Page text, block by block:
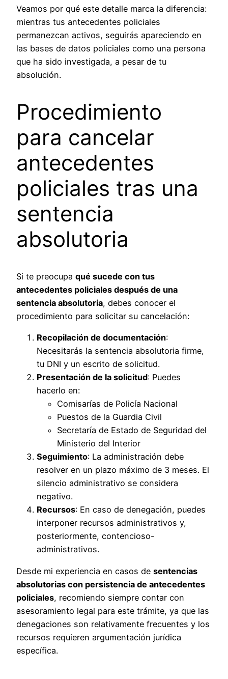
Veamos por qué este detalle marca la diferencia:
mientras tus antecedentes policiales
permanezcan activos, seguirás apareciendo en
las bases de datos policiales como una persona
que ha sido investigada, a pesar de tu
absolución.
Procedimiento
para cancelar
antecedentes
policiales tras una
sentencia
absolutoria
Si te preocupa qué sucede con tus
antecedentes policiales después de una
sentencia absolutoria, debes conocer el
procedimiento para solicitar su cancelación:
Recopilación de documentación:
Necesitarás la sentencia absolutoria firme,
tu DNI y un escrito de solicitud.
Presentación de la solicitud: Puedes
hacerlo en:
Comisarías de Policía Nacional
Puestos de la Guardia Civil
Secretaría de Estado de Seguridad del
Ministerio del Interior
Seguimiento: La administración debe
resolver en un plazo máximo de 3 meses. El
silencio administrativo se considera
negativo.
Recursos: En caso de denegación, puedes
interponer recursos administrativos y,
posteriormente, contencioso-
administrativos.
Desde mi experiencia en casos de sentencias
absolutorias con persistencia de antecedentes
policiales, recomiendo siempre contar con
asesoramiento legal para este trámite, ya que las
denegaciones son relativamente frecuentes y los
recursos requieren argumentación jurídica
específica.